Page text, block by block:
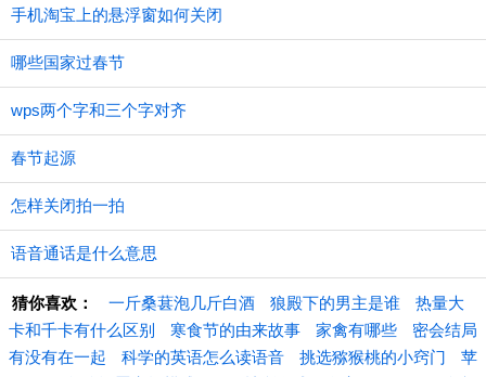
手机淘宝上的悬浮窗如何关闭
哪些国家过春节
wps两个字和三个字对齐
春节起源
怎样关闭拍一拍
语音通话是什么意思
猜你喜欢： 一斤桑葚泡几斤白酒 狼殿下的男主是谁
热量大
卡和千卡有什么区别
寒食节的由来故事 家禽有哪些
密会结局
有没有在一起
科学的英语怎么读语音 挑选猕猴桃的小窍门
苹